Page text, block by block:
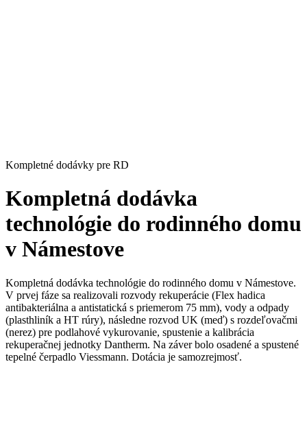
Kompletné dodávky pre RD
Kompletná dodávka
technológie do rodinného domu
v Námestove
Kompletná dodávka technológie do rodinného domu v Námestove.
V prvej fáze sa realizovali rozvody rekuperácie (Flex hadica
antibakteriálna a antistatická s priemerom 75 mm), vody a odpady
(plasthliník a HT rúry), následne rozvod UK (meď) s rozdeľovačmi
(nerez) pre podlahové vykurovanie, spustenie a kalibrácia
rekuperačnej jednotky Dantherm. Na záver bolo osadené a spustené
tepelné čerpadlo Viessmann. Dotácia je samozrejmosť.